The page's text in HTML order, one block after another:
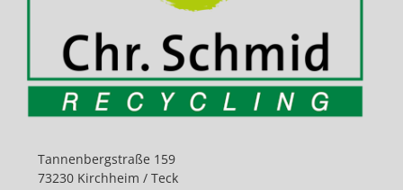
Tannenbergstraße 159
73230 Kirchheim / Teck